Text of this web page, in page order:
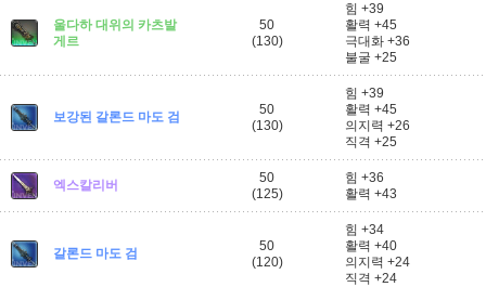
울다하 대위의 카츠발
게르
50
(130)
힘 +39
활력 +45
극대화 +36
불굴 +25
보강된 갈론드 마도 검
50
(130)
힘 +39
활력 +45
의지력 +26
직격 +25
엑스칼리버
50
(125)
힘 +36
활력 +43
갈론드 마도 검
50
(120)
힘 +34
활력 +40
의지력 +24
직격 +24